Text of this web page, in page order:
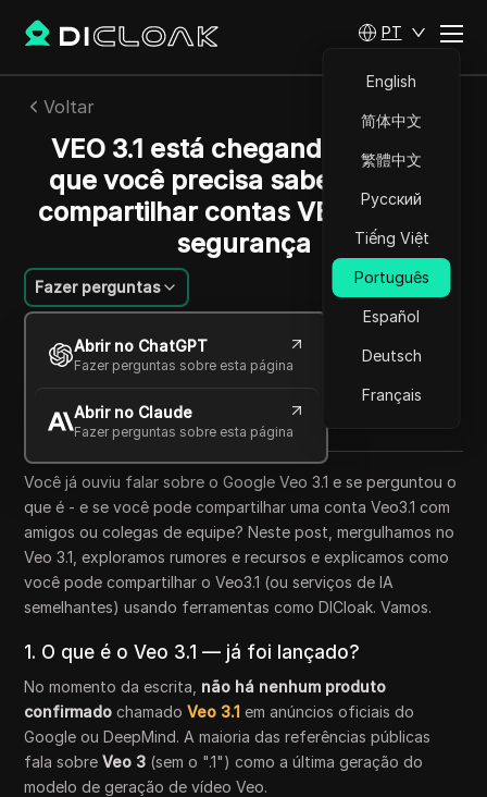
PT
English
简体中文
繁體中文
Русский
Tiếng Việt
Português
Español
Deutsch
Français
Voltar
VEO 3.1 está chegando: Tudo o
que você precisa saber e como
compartilhar contas VEO 3.1 com
segurança
Fazer perguntas
Abrir no ChatGPT
Fazer perguntas sobre esta página
Abrir no Claude
Fazer perguntas sobre esta página
Sandra Anderson
09 out 2025 4 min de leitura
Copy Link
Você já ouviu falar sobre o Google Veo 3.1 e se perguntou o
que é - e se você pode compartilhar uma conta Veo3.1 com
amigos ou colegas de equipe? Neste post, mergulhamos no
Veo 3.1, exploramos rumores e recursos e explicamos como
você pode compartilhar o Veo3.1 (ou serviços de IA
semelhantes) usando ferramentas como DICloak. Vamos.
1. O que é o Veo 3.1 — já foi lançado?
No momento da escrita, não há nenhum produto
confirmado chamadoVeo 3.1 em anúncios oficiais do
Google ou DeepMind. A maioria das referências públicas
fala sobreVeo 3 (sem o ".1") como a última geração do
modelo de geração de vídeo Veo.